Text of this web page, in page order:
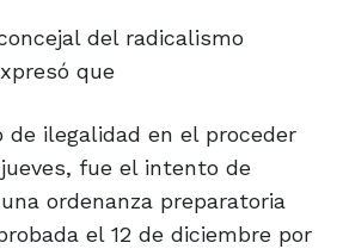
del radicalismo
que
de ilegalidad en el proceder
fue el intento de
ordenanza preparatoria
el 12 de diciembre por